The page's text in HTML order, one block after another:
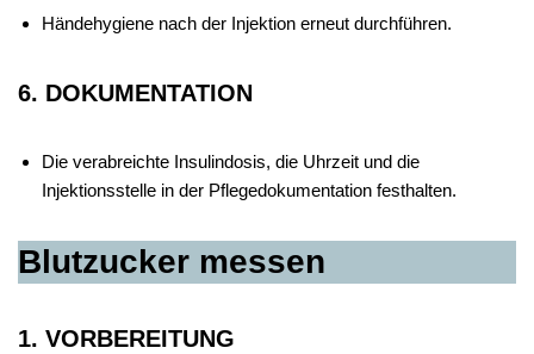
Händehygiene nach der Injektion erneut durchführen.
6. DOKUMENTATION
Die verabreichte Insulindosis, die Uhrzeit und die
Injektionsstelle in der Pflegedokumentation festhalten.
Blutzucker messen
1. VORBEREITUNG